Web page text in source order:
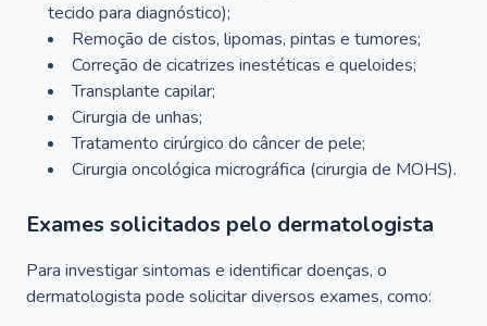
tecido para diagnóstico);
Remoção de cistos, lipomas, pintas e tumores;
Correção de cicatrizes inestéticas e queloides;
Transplante capilar;
Cirurgia de unhas;
Tratamento cirúrgico do câncer de pele;
Cirurgia oncológica micrográfica (cirurgia de MOHS).
Exames solicitados pelo dermatologista
Para investigar sintomas e identificar doenças, o
dermatologista pode solicitar diversos exames, como: